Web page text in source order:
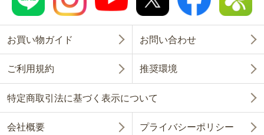
お買い物ガイド お問い合わせ
ご利用規約 推奨環境
特定商取引法に基づく表示について
会社概要 プライバシーポリシー